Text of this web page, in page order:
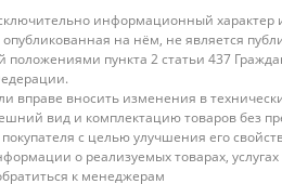
информационный характер
на нём, не является
положениями пункта 2 статьи 437
вправе вносить изменения в
вид и комплектацию товаров без
с целью улучшения его
о реализуемых товарах,
к менеджерам